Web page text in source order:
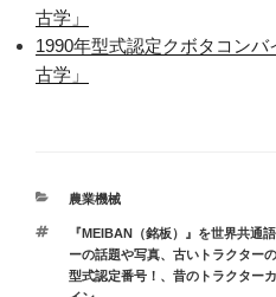
古学」
1990年型式認定クボタコン
古学」
カ
ー
農業機械
タ
グ
『MEIBAN（銘板）』を世界共通語
ーの話題や写真、 古いトラクター
型式認定番号！ 、 昔のトラクター